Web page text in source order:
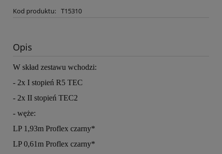
Kod produktu: T15310
Opis
W skład zestawu wchodzi:
- 2x I stopień R5 TEC
- 2x II stopień TEC2
- węże:
LP 1,93m Proflex czarny*
LP 0,61m Proflex czarny*